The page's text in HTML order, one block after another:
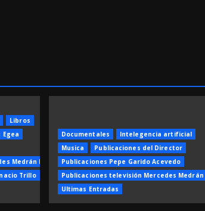
Libros
Medrán Ruiz
Trillo
Documentales
Intelegencia artificial
Musica
Publicaciones del Director
Publicaciones Pepe Garido Acevedo
Publicaciones televisión Mercedes Medrán
Ultimas Entradas